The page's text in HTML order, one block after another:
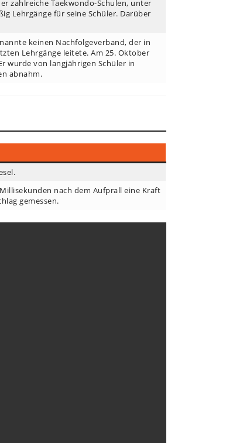
zahlreiche Taekwondo-Schulen, unter
Lehrgänge für seine Schüler. Darüber
keinen Nachfolgeverband, der in
Lehrgänge leitete. Am 25. Oktober
wurde von langjährigen Schüler in
abnahm.
nach dem Aufprall eine Kraft
gemessen.